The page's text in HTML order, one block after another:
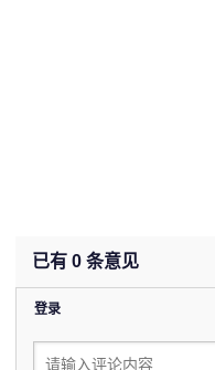
已有 0 条意见
登录